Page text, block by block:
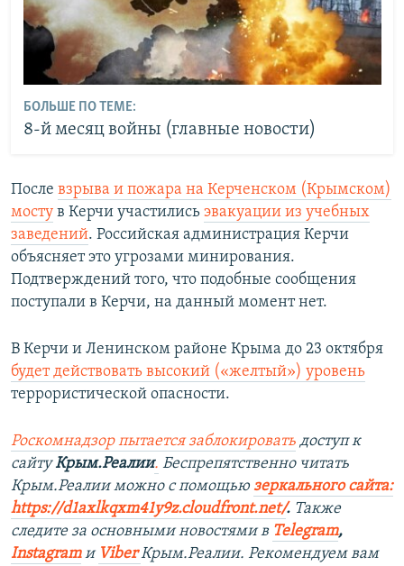
БОЛЬШЕ ПО ТЕМЕ:
8-й месяц войны (главные новости)
После взрыва и пожара на Керченском (Крымском)
мосту в Керчи участились эвакуации из учебных
заведений. Российская администрация Керчи
объясняет это угрозами минирования.
Подтверждений того, что подобные сообщения
поступали в Керчи, на данный момент нет.
В Керчи и Ленинском районе Крыма до 23 октября
будет действовать высокий («желтый») уровень
террористической опасности.
Роскомнадзор пытается заблокировать доступ к
сайтуКрым.Реалии. Беспрепятственно читать
Крым.Реалии можно с помощью зеркального сайта:
https://d1axlkqxm41y9z.cloudfront.net/. ​ Также
следите за основными новостями в Telegram,
Instagram и ViberКрым.Реалии. Рекомендуем вам